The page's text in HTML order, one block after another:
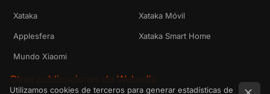
Xataka Xataka Móvil
Applesfera Xataka Smart Home
Mundo Xiaomi
Otras publicaciones de Webedia
Utilizamos cookies de terceros para generar estadísticas de